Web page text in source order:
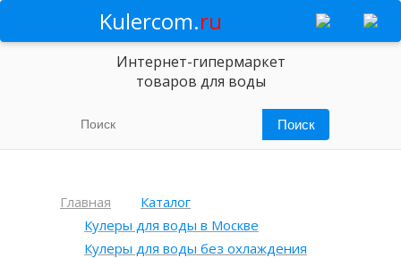
Kulercom.ru
Интернет-гипермаркет
товаров для воды
Главная
Каталог
Кулеры для воды в Москве
Кулеры для воды без охлаждения